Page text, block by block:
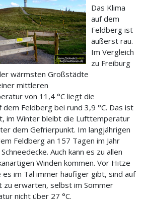
Das Klima
auf dem
Feldberg ist
äußerst rau.
Im Vergleich
zu Freiburg
wärmsten Großstädte
mittleren
von 11,4 °C liegt die
Feldberg bei rund 3,9 °C. Das ist
im Winter bleibt die Lufttemperatur
dem Gefrierpunkt. Im langjährigen
Feldberg an 157 Tagen im Jahr
Auch kann es zu allen
Winden kommen. Vor Hitze
im Tal immer häufiger gibt, sind auf
zu erwarten, selbst im Sommer
nicht über 27 °C.